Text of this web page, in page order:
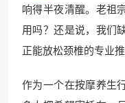
响得半夜清醒。老祖
用吗？还是说，我们
正能放松颈椎的专业推
作为一个在按摩养生